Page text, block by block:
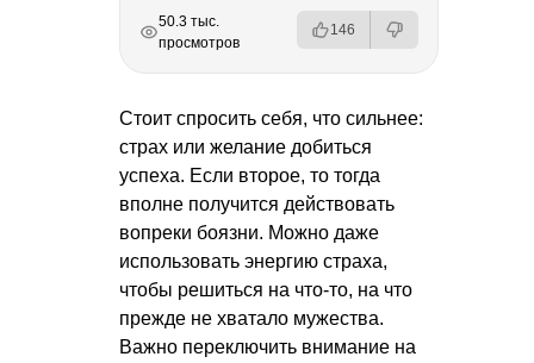
РЕКЛАМА
РЕКЛАМА
РЕКЛАМА
РЕКЛАМА
РЕКЛАМА
50.3 тыс.
просмотров
146
Стоит спросить себя, что сильнее:
страх или желание добиться
успеха. Если второе, то тогда
вполне получится действовать
вопреки боязни. Можно даже
использовать энергию страха,
чтобы решиться на что-то, на что
прежде не хватало мужества.
Важно переключить внимание на